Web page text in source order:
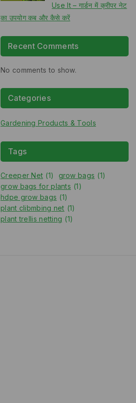
Use It – गार्डन में क्रीपर नेट
का उपयोग कब और कैसे करें
Recent Comments
No comments to show.
Categories
Gardening Products & Tools
Tags
Creeper Net (1) grow bags (1)
grow bags for plants (1)
hdpe grow bags (1)
plant clibmbing net (1)
plant trellis netting (1)